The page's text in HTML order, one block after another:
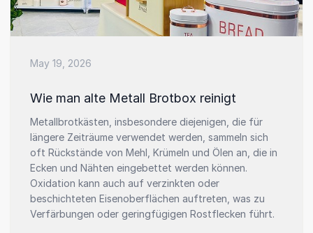
May 19, 2026
Wie man alte Metall Brotbox reinigt
Metallbrotkästen, insbesondere diejenigen, die für
längere Zeiträume verwendet werden, sammeln sich
oft Rückstände von Mehl, Krümeln und Ölen an, die in
Ecken und Nähten eingebettet werden können.
Oxidation kann auch auf verzinkten oder
beschichteten Eisenoberflächen auftreten, was zu
Verfärbungen oder geringfügigen Rostflecken führt.